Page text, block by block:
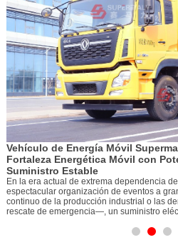
Energía Móvil Supermaly de 1000
Móvil con Potencia
Estable
de extrema dependencia de la
organización de eventos a gran escala, el
producción industrial o las demandas
un suministro eléctrico estable